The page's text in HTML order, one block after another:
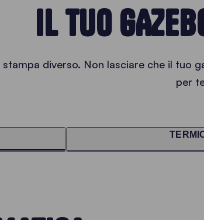
IL TUO
diverso. Non lasciare che il tuo
per